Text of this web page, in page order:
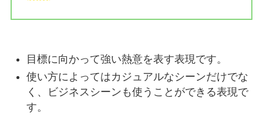
目標に向かって強い熱意を表す表現です。
使い方によってはカジュアルなシーンだけでな
く、ビジネスシーンも使うことができる表現で
す。